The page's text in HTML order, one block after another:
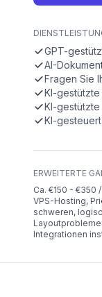
GPT-
AI-
Fragen Sie
KI-
KI-gestützte
KI-
ERWEITERTE
Ca. €150 - €350
VPS-Hosting,
schweren,
Integrationen